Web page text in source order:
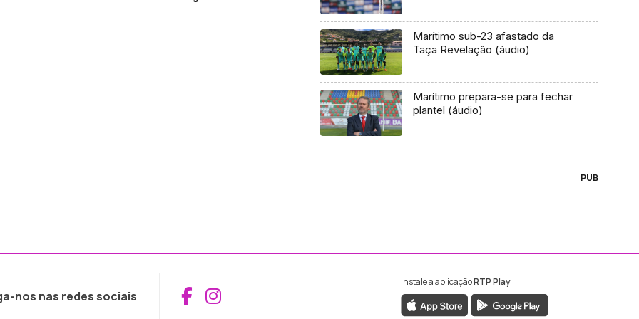
Marítimo sub-23 afastado da
Taça Revelação (áudio)
Marítimo prepara-se para fechar
plantel (áudio)
PUB
nos nas redes sociais Aceder ao Facebook da RTP Madeira
Aceder ao Instagram da RTP Madeira
Instale a aplicaçãoRTP Play